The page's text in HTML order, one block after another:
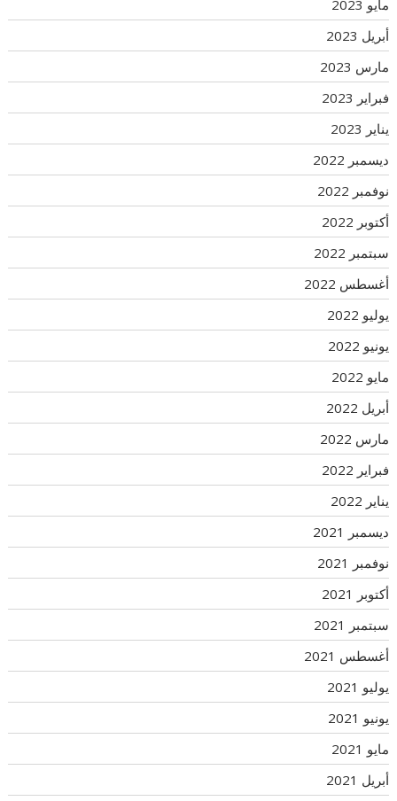
مايو 2023
أبريل 2023
مارس 2023
فبراير 2023
يناير 2023
ديسمبر 2022
نوفمبر 2022
أكتوبر 2022
سبتمبر 2022
أغسطس 2022
يوليو 2022
يونيو 2022
مايو 2022
أبريل 2022
مارس 2022
فبراير 2022
يناير 2022
ديسمبر 2021
نوفمبر 2021
أكتوبر 2021
سبتمبر 2021
أغسطس 2021
يوليو 2021
يونيو 2021
مايو 2021
أبريل 2021